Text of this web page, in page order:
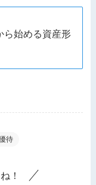
ら始める資産形
待
！